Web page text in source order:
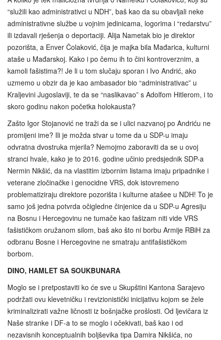
“služili kao administrativci u NDH”, baš kao da su obavljali neke
administrativne službe u vojnim jedinicama, logorima i “redarstvu”
ili izdavali rješenja o deportaciji. Alija Nametak bio je direktor
pozorišta, a Enver Čolaković, čija je majka bila Mađarica, kulturni
ataše u Mađarskoj. Kako i po čemu ih to čini kontroverznim, a
kamoli fašistima?! Je li u tom slučaju sporan i Ivo Andrić, ako
uzmemo u obzir da je kao ambasador bio “administrativac” u
Kraljevini Jugoslaviji, te da se “naslikavao” s Adolfom Hitlerom, i to
skoro godinu nakon početka holokausta?
Zašto Igor Stojanović ne traži da se i ulici nazvanoj po Andriću ne
promijeni ime? Ili je možda stvar u tome da u SDP-u imaju
odvratna dvostruka mjerila? Nemojmo zaboraviti da se u ovoj
stranci hvale, kako je to 2016. godine učinio predsjednik SDP-a
Nermin Nikšić, da na vlastitim izbornim listama imaju pripadnike i
veterane zločinačke i genocidne VRS, dok istovremeno
problematiziraju direktore pozorišta i kulturne atašee u NDH! To je
samo još jedna potvrda očigledne činjenice da u SDP-u Agresiju
na Bosnu i Hercegovinu ne tumače kao fašizam niti vide VRS
fašističkom oružanom silom, baš ako što ni borbu Armije RBiH za
odbranu Bosne i Hercegovine ne smatraju antifašističkom
borbom.
DINO, HAMLET SA SOUKBUNARA
Moglo se i pretpostaviti ko će sve u Skupštini Kantona Sarajevo
podržati ovu klevetničku i revizionistički inicijativu kojom se žele
kriminalizirati važne ličnosti iz bošnjačke prošlosti. Od ljevičara iz
Naše stranke i DF-a to se moglo i očekivati, baš kao i od
nezavisnih konceptualnih boljševika tipa Damira Nikšića, no